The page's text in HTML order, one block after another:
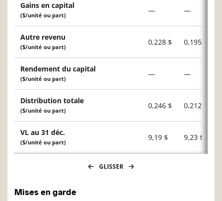
Gains en capital
($/unité ou part)
— —
Autre revenu
($/unité ou part)
0,228 $ 0,195 $
Rendement du capital
($/unité ou part)
— —
Distribution totale
($/unité ou part)
0,246 $ 0,212 $
VL au 31 déc.
($/unité ou part)
9,19 $ 9,23 $
GLISSER
Mises en garde